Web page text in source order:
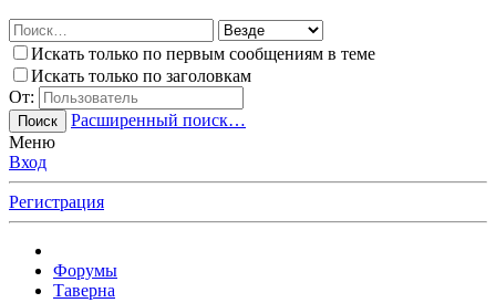
Искать только по первым сообщениям в теме
Искать только по заголовкам
От:
Поиск
Расширенный поиск…
Меню
Вход
Регистрация
Форумы
Таверна